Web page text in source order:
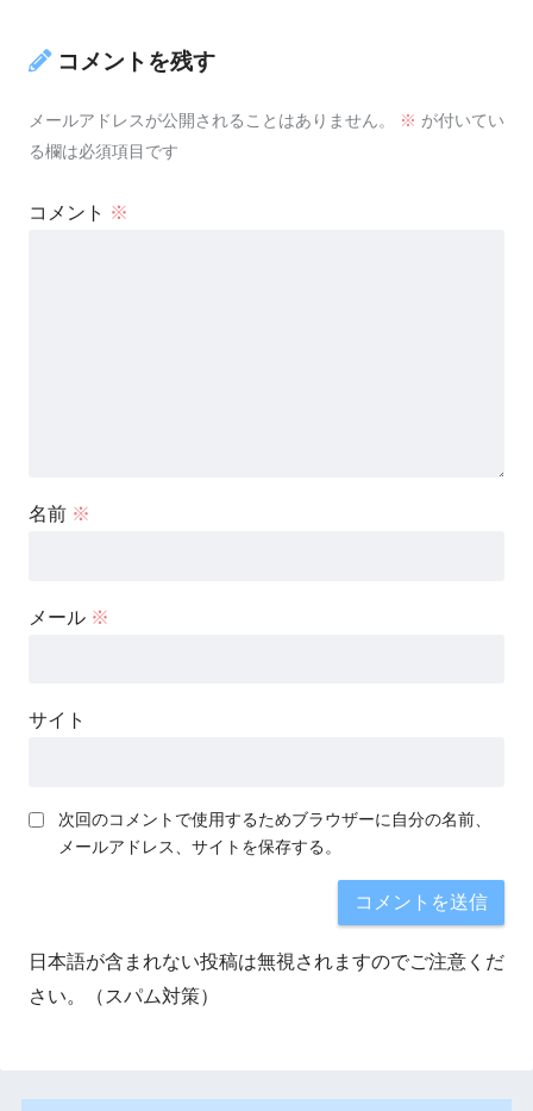
コメントを残す
メールアドレスが公開されることはありません。 ※ が付いてい
る欄は必須項目です
コメント ※
名前 ※
メール ※
サイト
次回のコメントで使用するためブラウザーに自分の名前、
メールアドレス、サイトを保存する。
日本語が含まれない投稿は無視されますのでご注意くだ
さい。（スパム対策）